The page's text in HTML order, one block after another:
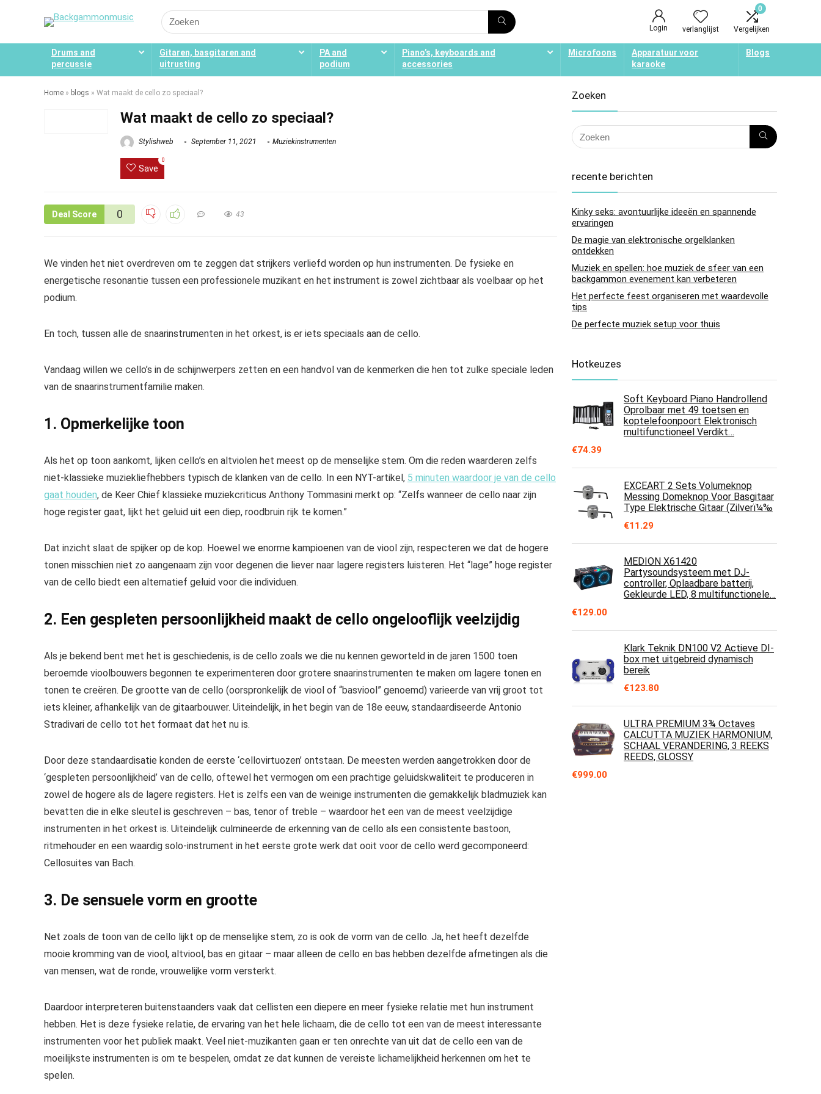
Search
for:
Login verlanglijst
0
Vergelijken
Drums and
percussie
Gitaren, basgitaren and
uitrusting
PA and
podium
Piano’s, keyboards and
accessories
Microfoons
Apparatuur voor
karaoke
Blogs
Home » blogs » Wat maakt de cello zo speciaal?
Wat maakt de cello zo speciaal?
Stylishweb September 11, 2021 Muziekinstrumenten
Save
0
Deal Score 0 43
We vinden het niet overdreven om te zeggen dat strijkers verliefd worden op hun instrumenten. De fysieke en
energetische resonantie tussen een professionele muzikant en het instrument is zowel zichtbaar als voelbaar op het
podium.
En toch, tussen alle de snaarinstrumenten in het orkest, is er iets speciaals aan de cello.
Vandaag willen we cello’s in de schijnwerpers zetten en een handvol van de kenmerken die hen tot zulke speciale leden
van de snaarinstrumentfamilie maken.
1. Opmerkelijke toon
Als het op toon aankomt, lijken cello’s en altviolen het meest op de menselijke stem. Om die reden waarderen zelfs
niet-klassieke muziekliefhebbers typisch de klanken van de cello. In een NYT-artikel, 5 minuten waardoor je van de cello
gaat houden, de Keer Chief klassieke muziekcriticus Anthony Tommasini merkt op: “Zelfs wanneer de cello naar zijn
hoge register gaat, lijkt het geluid uit een diep, roodbruin rijk te komen.”
Dat inzicht slaat de spijker op de kop. Hoewel we enorme kampioenen van de viool zijn, respecteren we dat de hogere
tonen misschien niet zo aangenaam zijn voor degenen die liever naar lagere registers luisteren. Het “lage” hoge register
van de cello biedt een alternatief geluid voor die individuen.
2. Een gespleten persoonlijkheid maakt de cello ongelooflijk veelzijdig
Als je bekend bent met het is geschiedenis, is de cello zoals we die nu kennen geworteld in de jaren 1500 toen
beroemde vioolbouwers begonnen te experimenteren door grotere snaarinstrumenten te maken om lagere tonen en
tonen te creëren. De grootte van de cello (oorspronkelijk de viool of “basviool” genoemd) varieerde van vrij groot tot
iets kleiner, afhankelijk van de gitaarbouwer. Uiteindelijk, in het begin van de 18e eeuw, standaardiseerde Antonio
Stradivari de cello tot het formaat dat het nu is.
Door deze standaardisatie konden de eerste ‘cellovirtuozen’ ontstaan. De meesten werden aangetrokken door de
‘gespleten persoonlijkheid’ van de cello, oftewel het vermogen om een ​​prachtige geluidskwaliteit te produceren in
zowel de hogere als de lagere registers. Het is zelfs een van de weinige instrumenten die gemakkelijk bladmuziek kan
bevatten die in elke sleutel is geschreven – bas, tenor of treble – waardoor het een van de meest veelzijdige
instrumenten in het orkest is. Uiteindelijk culmineerde de erkenning van de cello als een consistente bastoon,
ritmehouder en een waardig solo-instrument in het eerste grote werk dat ooit voor de cello werd gecomponeerd:
Cellosuites van Bach.
3. De sensuele vorm en grootte
Net zoals de toon van de cello lijkt op de menselijke stem, zo is ook de vorm van de cello. Ja, het heeft dezelfde
mooie kromming van de viool, altviool, bas en gitaar – maar alleen de cello en bas hebben dezelfde afmetingen als die
van mensen, wat de ronde, vrouwelijke vorm versterkt.
Daardoor interpreteren buitenstaanders vaak dat cellisten een diepere en meer fysieke relatie met hun instrument
hebben. Het is deze fysieke relatie, de ervaring van het hele lichaam, die de cello tot een van de meest interessante
instrumenten voor het publiek maakt. Veel niet-muzikanten gaan er ten onrechte van uit dat de cello een van de
moeilijkste instrumenten is om te bespelen, omdat ze dat kunnen de vereiste lichamelijkheid herkennen om het te
spelen.
Zoeken
recente berichten
Kinky seks: avontuurlijke ideeën en spannende
ervaringen
De magie van elektronische orgelklanken
ontdekken
Muziek en spellen: hoe muziek de sfeer van een
backgammon evenement kan verbeteren
Het perfecte feest organiseren met waardevolle
tips
De perfecte muziek setup voor thuis
Hotkeuzes
Soft Keyboard Piano Handrollend
Oprolbaar met 49 toetsen en
koptelefoonpoort Elektronisch
multifunctioneel Verdikt…
€74.39
EXCEART 2 Sets Volumeknop
Messing Domeknop Voor Basgitaar
Type Elektrische Gitaar (Zilverï¼‰
€11.29
MEDION X61420
Partysoundsysteem met DJ-
controller, Oplaadbare batterij,
Gekleurde LED, 8 multifunctionele…
€129.00
Klark Teknik DN100 V2 Actieve DI-
box met uitgebreid dynamisch
bereik
€123.80
ULTRA PREMIUM 3¾ Octaves
CALCUTTA MUZIEK HARMONIUM,
SCHAAL VERANDERING, 3 REEKS
REEDS, GLOSSY
€999.00